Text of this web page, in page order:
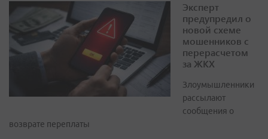
Эксперт
предупредил о
новой схеме
мошенников с
перерасчетом
за ЖКХ
Злоумышленники
рассылают
сообщения о
возврате переплаты